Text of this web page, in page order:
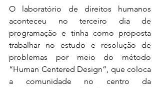
O laboratório de direitos humanos
aconteceu no terceiro dia de
programação e tinha como proposta
trabalhar no estudo e resolução de
problemas por meio do método
“Human Centered Design”, que coloca
a comunidade no centro da